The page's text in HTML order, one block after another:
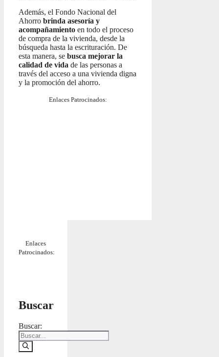
Además, el Fondo Nacional del
Ahorro brinda asesoría y
acompañamiento en todo el proceso
de compra de la vivienda, desde la
búsqueda hasta la escrituración. De
esta manera, se busca mejorar la
calidad de vida de las personas a
través del acceso a una vivienda digna
y la promoción del ahorro.
Enlaces Patrocinados:
Enlaces
Patrocinados:
Buscar
Buscar: